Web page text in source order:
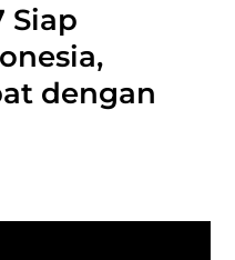
Siap
dengan